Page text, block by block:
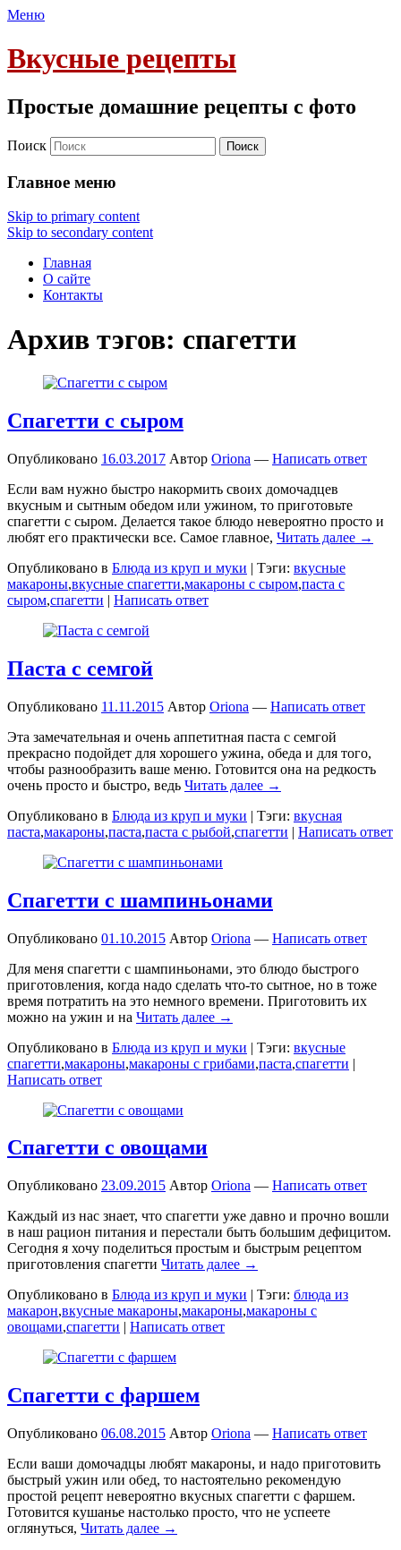
Меню
Вкусные рецепты
Простые домашние рецепты с фото
Поиск
Главное меню
Skip to primary content
Skip to secondary content
Главная
О сайте
Контакты
Архив тэгов: спагетти
Спагетти с сыром
Опубликовано 16.03.2017 Автор Oriona — Написать ответ
Если вам нужно быстро накормить своих домочадцев
вкусным и сытным обедом или ужином, то приготовьте
спагетти с сыром. Делается такое блюдо невероятно просто и
любят его практически все. Самое главное, Читать далее →
Опубликовано в Блюда из круп и муки | Тэги: вкусные
макароны,вкусные спагетти,макароны с сыром,паста с
сыром,спагетти | Написать ответ
Паста с семгой
Опубликовано 11.11.2015 Автор Oriona — Написать ответ
Эта замечательная и очень аппетитная паста с семгой
прекрасно подойдет для хорошего ужина, обеда и для того,
чтобы разнообразить ваше меню. Готовится она на редкость
очень просто и быстро, ведь Читать далее →
Опубликовано в Блюда из круп и муки | Тэги: вкусная
паста,макароны,паста,паста с рыбой,спагетти | Написать ответ
Спагетти с шампиньонами
Опубликовано 01.10.2015 Автор Oriona — Написать ответ
Для меня спагетти с шампиньонами, это блюдо быстрого
приготовления, когда надо сделать что-то сытное, но в тоже
время потратить на это немного времени. Приготовить их
можно на ужин и на Читать далее →
Опубликовано в Блюда из круп и муки | Тэги: вкусные
спагетти,макароны,макароны с грибами,паста,спагетти |
Написать ответ
Спагетти с овощами
Опубликовано 23.09.2015 Автор Oriona — Написать ответ
Каждый из нас знает, что спагетти уже давно и прочно вошли
в наш рацион питания и перестали быть большим дефицитом.
Сегодня я хочу поделиться простым и быстрым рецептом
приготовления спагетти Читать далее →
Опубликовано в Блюда из круп и муки | Тэги: блюда из
макарон,вкусные макароны,макароны,макароны с
овощами,спагетти | Написать ответ
Спагетти с фаршем
Опубликовано 06.08.2015 Автор Oriona — Написать ответ
Если ваши домочадцы любят макароны, и надо приготовить
быстрый ужин или обед, то настоятельно рекомендую
простой рецепт невероятно вкусных спагетти с фаршем.
Готовится кушанье настолько просто, что не успеете
оглянуться, Читать далее →